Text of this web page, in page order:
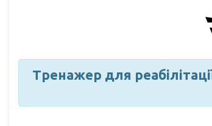
Тренажер для